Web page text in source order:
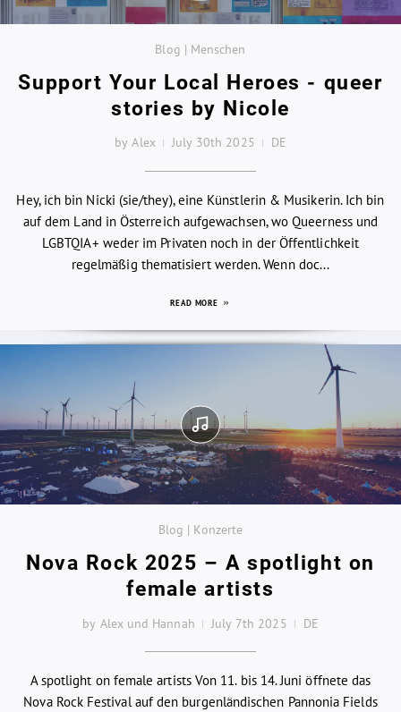
Blog | Menschen
Support Your Local Heroes - queer
stories by Nicole
by Alex July 30th 2025 DE
Hey, ich bin Nicki (sie/they), eine Künstlerin & Musikerin. Ich bin
auf dem Land in Österreich aufgewachsen, wo Queerness und
LGBTQIA+ weder im Privaten noch in der Öffentlichkeit
regelmäßig thematisiert werden. Wenn doc...
READ MORE
Blog | Konzerte
Nova Rock 2025 – A spotlight on
female artists
by Alex und Hannah July 7th 2025 DE
A spotlight on female artists Von 11. bis 14. Juni öffnete das
Nova Rock Festival auf den burgenländischen Pannonia Fields